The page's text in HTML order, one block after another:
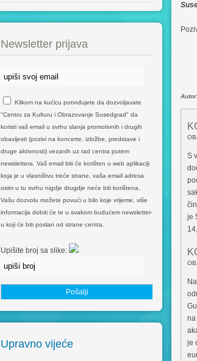
Newsletter prijava
Klikom na kućicu potvrđujete da dozvoljavate
"Centru za Kulturu i Obrazovanje Susedgrad" da
koristi vaš email u svrhu slanja promotivnih i drugih
obavijesti (pozivi na koncerte, izložbe, predstave i
druge aktivnosti) vezanih uz rad centra putem
newslettera. Vaš email biti će korišten u web aplikaciji
koja je u vlasništvu treće strane, vaša email adresa
osim u tu svrhu nigdje drugdje neće biti korištena.
Vašu dozvolu možete povući u bilo koje vrijeme, više
informacija dobiti će te u svakom budućem newsletter-
u koji će biti poslan od strane centra.
Upišite broj sa slike:
Upravno vijeće
S
je
na
je